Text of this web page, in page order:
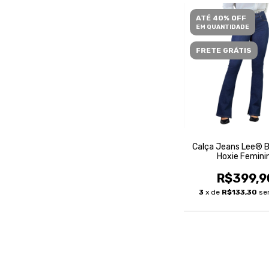
ATÉ 40% OFF
EM QUANTIDADE
FRETE GRÁTIS
Calça Jeans Lee®
Hoxie
3 x de R$133,30